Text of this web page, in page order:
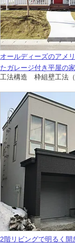
オールディーズのアメ
たガレージ付き平屋の家
工法構造 枠組壁工法（
2階リビングで明るく開